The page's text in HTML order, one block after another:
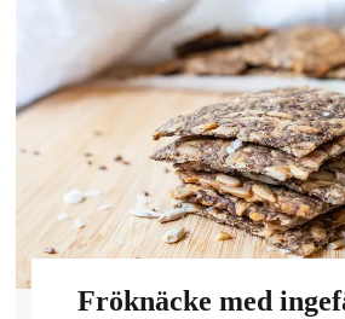
Fröknäcke med